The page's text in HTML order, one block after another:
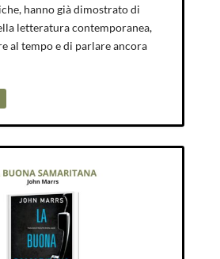
hanno già dimostrato di
letteratura contemporanea,
al tempo e di parlare ancora